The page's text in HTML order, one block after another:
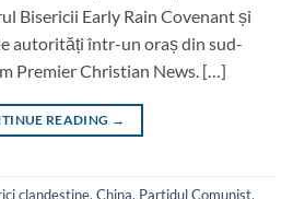
Bisericii Early Rain Covenant și
autorități într-un oraș din sud-
Premier Christian News. […]
READING →
clandestine, China, Partidul Comunist,